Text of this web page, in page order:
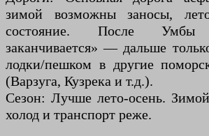
зимой возможны заносы,
состояние. После Умбы
заканчивается» — дальше
лодки/пешком в другие
(Варзуга, Кузрека и т.д.).
Сезон: Лучше лето-осень.
холод и транспорт реже.